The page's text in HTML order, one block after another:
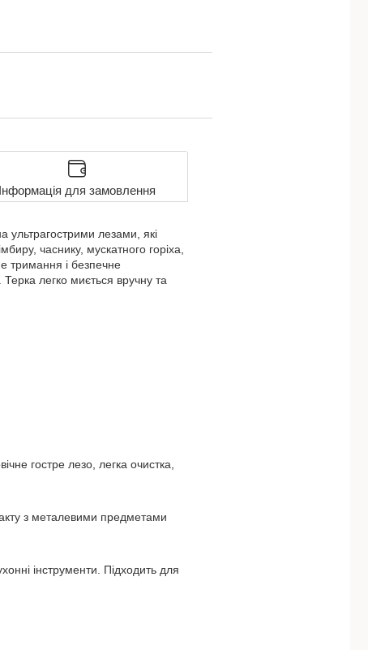
Інформація для замовлення
ультрагострими лезами, які
часнику, мускатного горіха,
тримання і безпечне
Терка легко миється вручну та
гостре лезо, легка очистка,
з металевими предметами
інструменти. Підходить для